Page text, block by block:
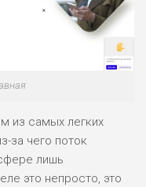
из самых легких
за чего поток
лишь
это непросто, это